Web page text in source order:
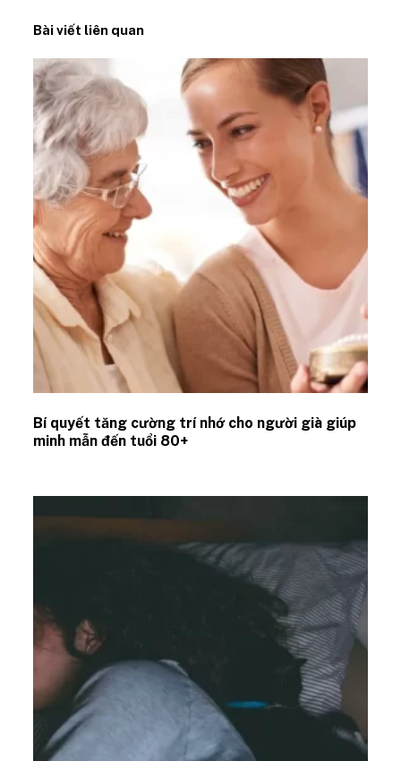
Bài viết liên quan
Bí quyết tăng cường trí nhớ cho người già giúp
minh mẫn đến tuổi 80+